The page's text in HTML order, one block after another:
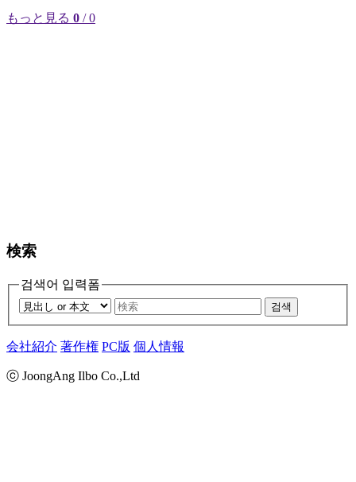
もっと見る 0 / 0
検索
검색어 입력폼
검색
会社紹介 著作権 PC版 個人情報
ⓒ JoongAng Ilbo Co.,Ltd